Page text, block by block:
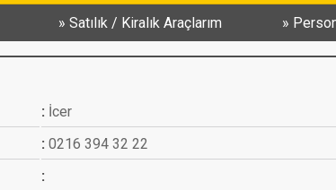
Satılık / Kiralık Araçlarım
İcer
0216 394 32 22